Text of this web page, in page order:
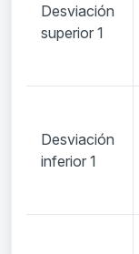
Desviación
superior 1
Desviación
inferior 1